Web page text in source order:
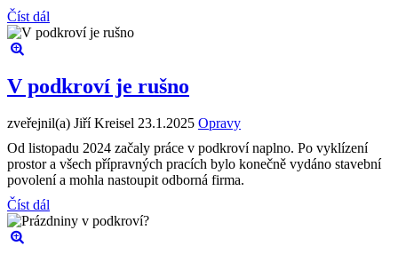
Číst dál
V podkroví je rušno
zveřejnil(a) Jiří Kreisel 23.1.2025 Opravy
Od listopadu 2024 začaly práce v podkroví naplno. Po vyklízení
prostor a všech přípravných pracích bylo konečně vydáno stavební
povolení a mohla nastoupit odborná firma.
Číst dál